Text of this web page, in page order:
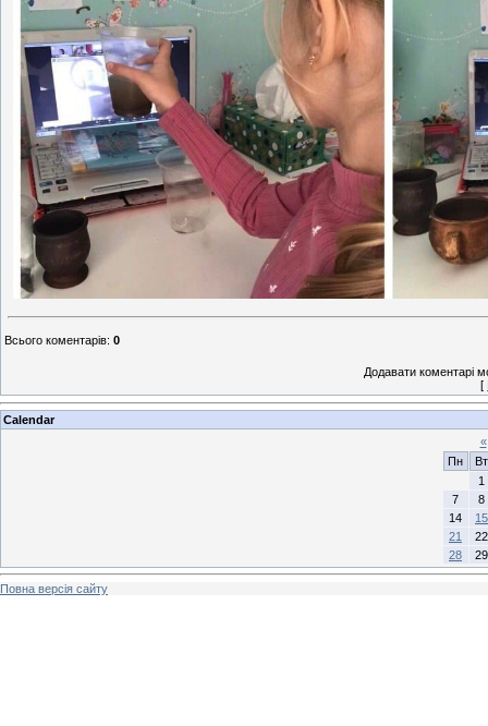
Всього коментарів: 0
Додавати коментарі
[
Calendar
«
Пн
Вт
1
7
8
14
15
21
22
28
29
Повна версія сайту